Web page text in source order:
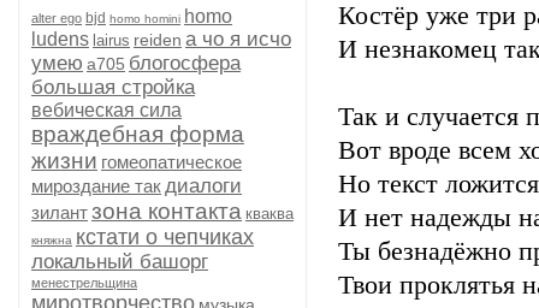
alter ego bjd homo homini homo
ludens lairus reiden а чо я исчо
умею а705 блогосфера
большая стройка
вебическая сила
враждебная форма
жизни гомеопатическое
мироздание такдиалоги
зилантзона контакта кваква
княжна кстати о чепчиках
локальный башорг
менестрельщина
миротворчество
Костёр уже три
И незнакомец
Так и случается
Вот вроде всем
Но текст
И нет надежды
Ты безнадёжно
Твои проклятья